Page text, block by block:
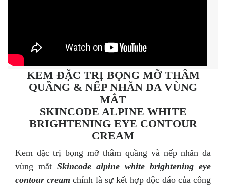
KEM ĐẶC TRỊ BỌNG MỠ THÂM
QUẦNG & NẾP NHĂN DA VÙNG
MẮT
SKINCODE ALPINE WHITE
BRIGHTENING EYE CONTOUR
CREAM
Kem đặc trị bọng mỡ thâm quầng và nếp nhăn da
vùng mắt Skincode alpine white brightening eye
contour cream chính là sự kết hợp độc đáo của công